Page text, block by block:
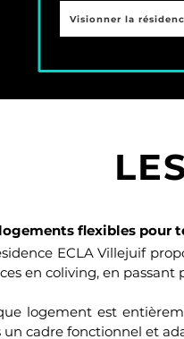
Visionner la
flexibles pour
ECLA Villejuif
en coliving, en
logement est
un cadre fonctionnel et